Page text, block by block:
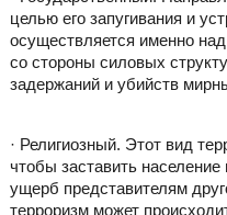
целью его запугивания и
осуществляется именно
со стороны силовых
задержаний и убийств
· Религиозный. Этот вид
чтобы заставить
ущерб представителям
терроризм может